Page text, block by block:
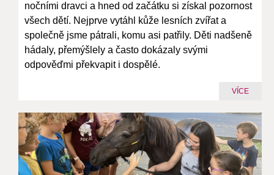
nočními dravci a hned od začátku si získal pozornost
všech dětí. Nejprve vytáhl kůže lesních zvířat a
společně jsme pátrali, komu asi patřily. Děti nadšeně
hádaly, přemýšlely a často dokázaly svými
odpověďmi překvapit i dospělé.
VÍCE